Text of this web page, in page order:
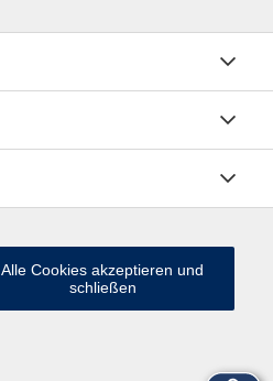
Alle Cookies akzeptieren und
schließen